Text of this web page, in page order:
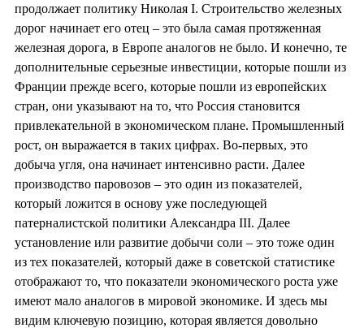
продолжает политику Николая I. Строительство железных
дорог начинает его отец – это была самая протяженная
железная дорога, в Европе аналогов не было. И конечно, те
дополнительные серьезные инвестиции, которые пошли из
Франции прежде всего, которые пошли из европейских
стран, они указывают на то, что Россия становится
привлекательной в экономическом плане. Промышленный
рост, он выражается в таких цифрах. Во-первых, это
добыча угля, она начинает интенсивно расти. Далее
производство паровозов – это один из показателей,
который ложится в основу уже последующей
патерналистской политики Александра III. Далее
установление или развитие добычи соли – это тоже один
из тех показателей, который даже в советской статистике
отображают то, что показатели экономического роста уже
имеют мало аналогов в мировой экономике. И здесь мы
видим ключевую позицию, которая является довольно